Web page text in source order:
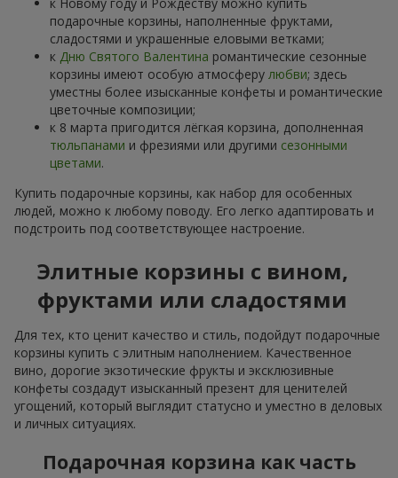
к Новому году и Рождеству можно купить
подарочные корзины, наполненные фруктами,
сладостями и украшенные еловыми ветками;
к Дню Святого Валентина романтические сезонные
корзины имеют особую атмосферу любви; здесь
уместны более изысканные конфеты и романтические
цветочные композиции;
к 8 марта пригодится лёгкая корзина, дополненная
тюльпанами и фрезиями или другими сезонными
цветами.
Купить подарочные корзины, как набор для особенных
людей, можно к любому поводу. Его легко адаптировать и
подстроить под соответствующее настроение.
Элитные корзины с вином,
фруктами или сладостями
Для тех, кто ценит качество и стиль, подойдут подарочные
корзины купить с элитным наполнением. Качественное
вино, дорогие экзотические фрукты и эксклюзивные
конфеты создадут изысканный презент для ценителей
угощений, который выглядит статусно и уместно в деловых
и личных ситуациях.
Подарочная корзина как часть